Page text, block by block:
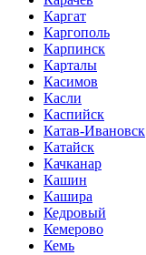
Каргат
Каргополь
Карпинск
Карталы
Касимов
Касли
Каспийск
Катав-Ивановск
Катайск
Качканар
Кашин
Кашира
Кедровый
Кемерово
Кемь